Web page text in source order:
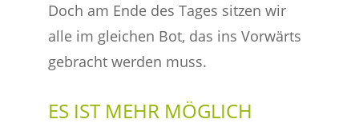
Doch am Ende des Tages sitzen wir
alle im gleichen Bot, das ins Vorwärts
gebracht werden muss.
ES IST MEHR MÖGLICH